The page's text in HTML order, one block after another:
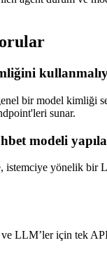
bir model kimliği
sunar.
modeli
istemciye yönelik bir
LLM’ler için tek